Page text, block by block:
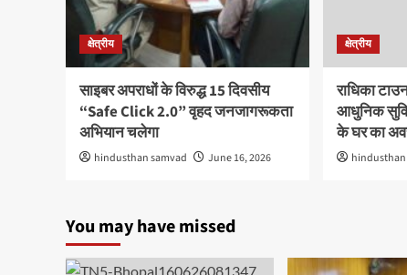
क्षेत्रीय
साइबर अपराधों के विरुद्ध 15 दिवसीय
“Safe Click 2.0” वृहद जनजागरूकता
अभियान चलेगा
hindusthan samvad June 16, 2026
क्षेत्रीय
राधिका
आधुनिक
के घर का
hindusthan
You may have missed